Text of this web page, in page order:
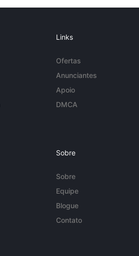
Links
Ofertas
Anunciantes
Apoio
DMCA
Sobre
Sobre
Equipe
Blogue
Contato